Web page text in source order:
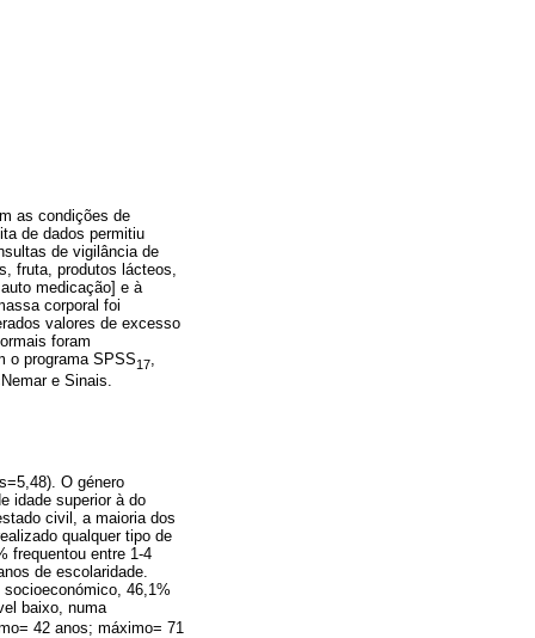
as condições de
de dados permitiu
de vigilância de
fruta, produtos lácteos,
medicação] e à
corporal foi
valores de excesso
foram
o programa SPSS17,
e Sinais.
O género
idade superior à do
civil, a maioria dos
qualquer tipo de
frequentou entre 1-4
de escolaridade.
46,1%
baixo, numa
42 anos; máximo= 71